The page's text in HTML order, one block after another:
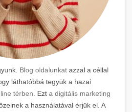
Blog oldalunkatazzal a céllal
láthatóbbá tegyük a hazai
térben. Ezt a digitális marketing
a használatával érjük el. A